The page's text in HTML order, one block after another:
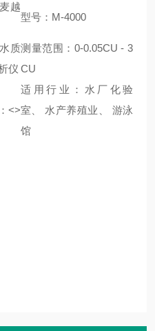
越
型号：M-4000
质
仪
测量范围：0-0.05CU - 3
CU
<>
适用行业：水厂化验
室、 水产养殖业、 游泳
馆